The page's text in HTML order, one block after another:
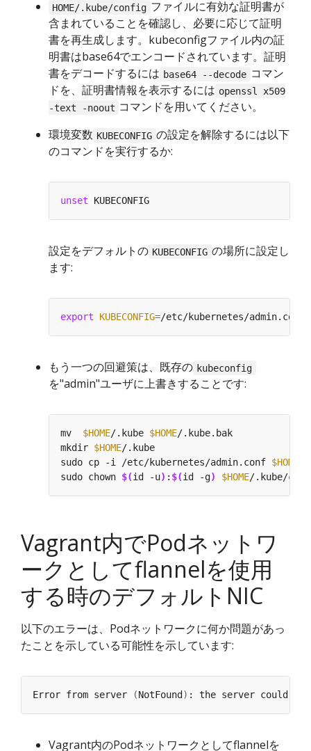
HOME/.kube/config ファイルに有効な証明書が
含まれていることを確認し、必要に応じて証明
書を再生成します。kubeconfigファイル内の証
明書はbase64でエンコードされています。証明
書をデコードするには base64 --decode コマン
ドを、証明書情報を表示するには openssl x509
-text -noout コマンドを用いてください。
環境変数 KUBECONFIG の設定を解除するには以下
のコマンドを実行するか:
unset
設定をデフォルトの KUBECONFIG の場所に設定し
ます:
export KUBECONFIG=
もう一つの回避策は、既存の kubeconfig
を"admin"ユーザに上書きすることです:
mv $HOME/.kube $HOME
mkdir $HOME
sudo cp -i /etc/kubernetes/admin.conf $HOME
sudo chown $(id -u) : $(id -g) $HOME
Vagrant内でPodネットワ
ークとしてflannelを使用
する時のデフォルトNIC
以下のエラーは、Podネットワークに何か問題があっ
たことを示している可能性を示しています:
Error from server (NotFound )
Vagrant内のPodネットワークとしてflannelを